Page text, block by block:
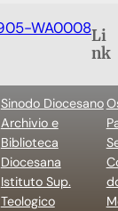
WA0008Li
nk
Sinodo Diocesano
Archivio e
Biblioteca
Diocesana
Istituto Sup.
Teologico